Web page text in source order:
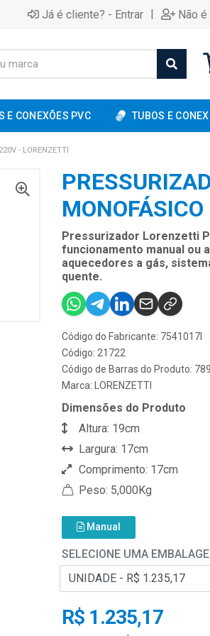
Já é cliente? - Entrar | Não
E CONEXÕES PVC TUBOS E
- LORENZETTI
Pressurizador Lorenzetti
funcionamento manual ou
aquecedores a gás,
quente.
Código do Fabricante: 7541017I
Código: 21722
Código de Barras do Produto:
Marca:
LORENZETTI
Dimensões do Produto
Altura: 19cm
Largura: 17cm
Comprimento: 17cm
Peso: 5,000Kg
Manual
SELECIONE UMA
R$ 1.235,17